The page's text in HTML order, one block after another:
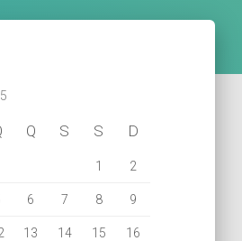
Q S S D
1 2
6 7 8 9
13 14 15 16